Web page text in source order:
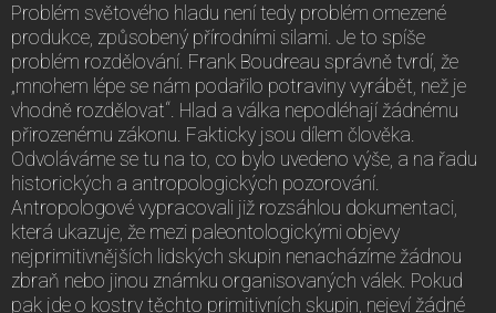
Problém světového hladu není tedy problém omezené
produkce, způsobený přírodními silami. Je to spíše
problém rozdělování. Frank Boudreau správně tvrdí, že
„mnohem lépe se nám podařilo potraviny vyrábět, než je
vhodně rozdělovat“. Hlad a válka nepodléhají žádnému
přirozenému zákonu. Fakticky jsou dílem člověka.
Odvoláváme se tu na to, co bylo uvedeno výše, a na řadu
historických a antropologických pozorování.
Antropologové vypracovali již rozsáhlou dokumentaci,
která ukazuje, že mezi paleontologickými objevy
nejprimitivnějších lidských skupin nenacházíme žádnou
zbraň nebo jinou známku organisovaných válek. Pokud
pak jde o kostry těchto primitivních skupin, nejeví žádné